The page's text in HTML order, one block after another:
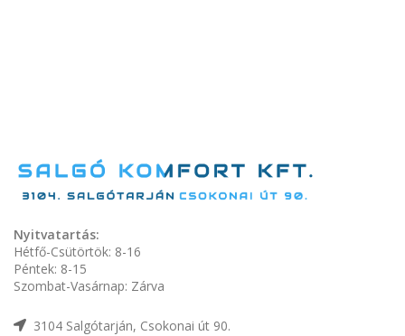
Nyitvatartás:
Hétfő-Csütörtök: 8-16
Péntek: 8-15
Szombat-Vasárnap: Zárva
3104 Salgótarján, Csokonai út 90.